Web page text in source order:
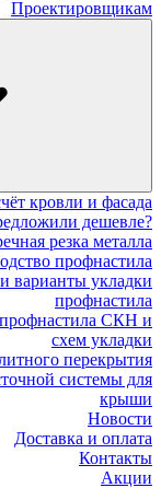
Проектировщикам
кровли и фасада
дешевле?
резка металла
профнастила
варианты укладки
профнастила
профнастила СКН и
схем укладки
перекрытия
системы для
крыши
Новости
Доставка и оплата
Контакты
Акции